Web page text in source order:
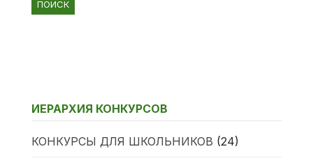
ИЕРАРХИЯ КОНКУРСОВ
КОНКУРСЫ ДЛЯ ШКОЛЬНИКОВ (24)